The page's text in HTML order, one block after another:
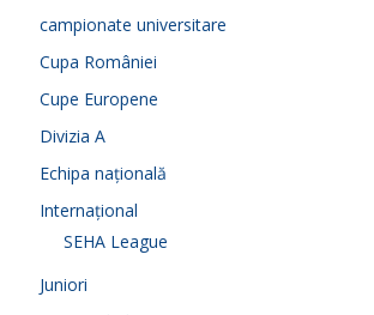
campionate universitare
Cupa României
Cupe Europene
Divizia A
Echipa națională
Internațional
SEHA League
Juniori